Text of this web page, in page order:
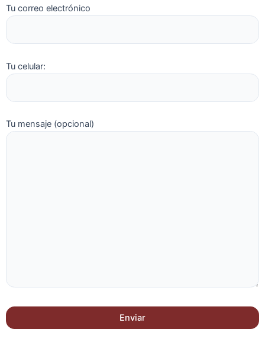
Tu correo electrónico
Tu celular:
Tu mensaje (opcional)